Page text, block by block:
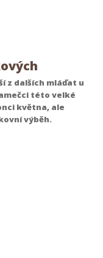
z dalších mláďat u
této velké
května, ale
výběh.